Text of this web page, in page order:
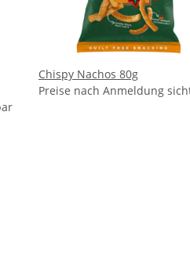
Chispy Nachos 80g
Preise nach Anmeldung